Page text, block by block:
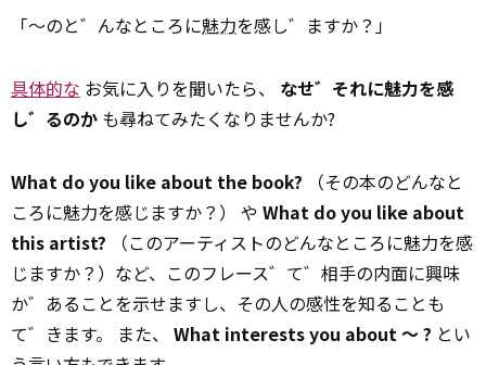
「～のと゛んなところに魅力を感し゛ますか？」
具体的な お気に入りを聞いたら、 なせ゛それに魅力を感
し゛るのか も尋ねてみたくなりませんか?
What do you like about the book? （その本のどんなと
ころに魅力を感じますか？） や What do you like about
this artist? （このアーティストのどんなところに魅力を感
じますか？）など、このフレース゛て゛相手の内面に興味
か゛あることを示せますし、その人の感性を知ることも
て゛きます。 また、 What interests you about ～ ? とい